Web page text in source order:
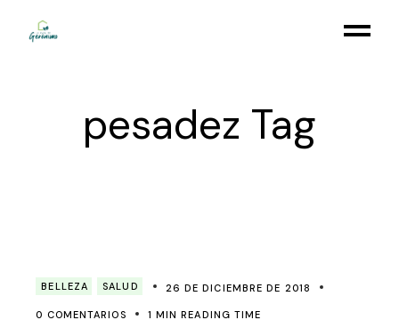
pesadez Tag
BELLEZA SALUD 26 DE DICIEMBRE DE 2018
0 COMENTARIOS 1 MIN READING TIME